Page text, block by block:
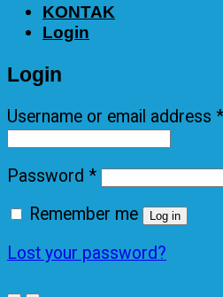
KONTAK
Login
Login
Username or email address *
Password *
Remember me
Log in
Lost your password?